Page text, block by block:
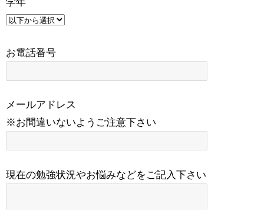
お電話番号
メールアドレス
※お間違いないようご注意下さい
現在の勉強状況やお悩みなどをご記入下さい